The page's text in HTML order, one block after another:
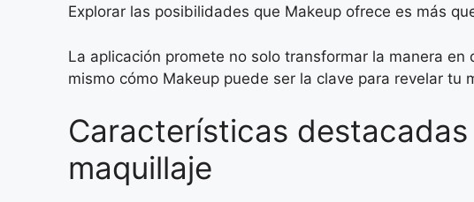
Explorar las posibilidades que Makeup ofrece es más
La aplicación promete no solo transformar la manera
mismo cómo Makeup puede ser la clave para revelar tu
Características
maquillaje